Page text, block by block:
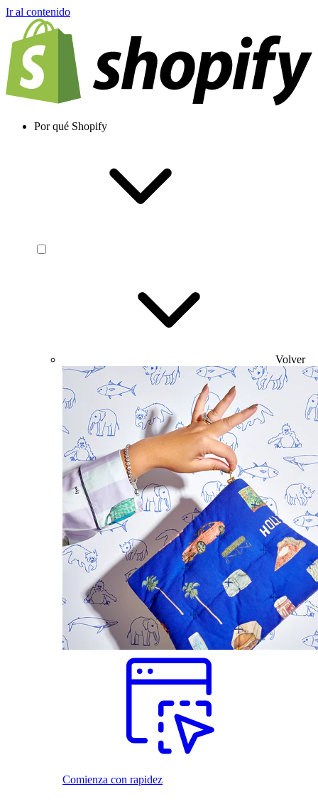
Ir al contenido
Por qué Shopify
Volver
Comienza con rapidez